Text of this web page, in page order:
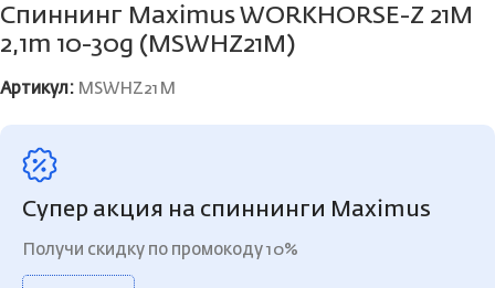
Спиннинг Maximus WORKHORSE-Z 21M
2,1m 10-30g (MSWHZ21M)
Артикул: MSWHZ21M
Супер акция на спиннинги Maximus
Получи скидку по промокоду 10%